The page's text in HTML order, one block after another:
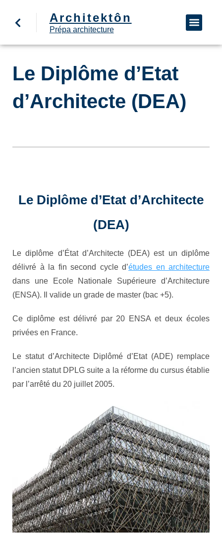
Architektôn
Prépa architecture
Le Diplôme d’Etat
d’Architecte (DEA)
Le Diplôme d’Etat d’Architecte
(DEA)
Le diplôme d’État d’Architecte (DEA) est un diplôme
délivré à la fin second cycle d’études en architecture
dans une Ecole Nationale Supérieure d’Architecture
(ENSA). Il valide un grade de master (bac +5).
Ce diplôme est délivré par 20 ENSA et deux écoles
privées en France.
Le statut d’Architecte Diplômé d’Etat (ADE) remplace
l’ancien statut DPLG suite a la réforme du cursus établie
par l’arrêté du 20 juillet 2005.